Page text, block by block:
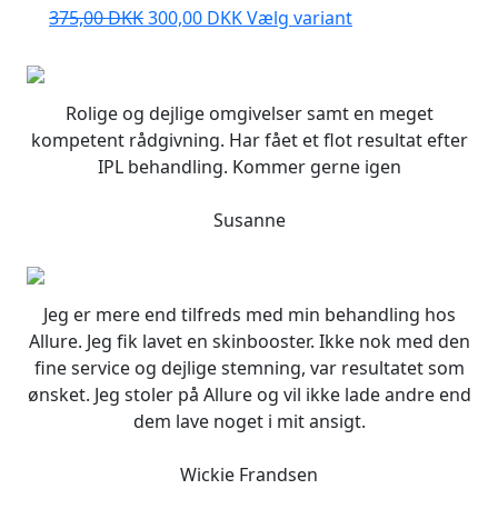
375,00DKKDen
375,00 DKK.
300,00 DKKDen
300,00 DKK.
Vælg variantDette
varianter.
Mulighederne
kan
Rolige og dejlige omgivelser samt en meget
kompetent rådgivning. Har fået et flot resultat efter
IPL behandling. Kommer gerne igen
Susanne
Jeg er mere end tilfreds med min behandling hos
Allure. Jeg fik lavet en skinbooster. Ikke nok med den
fine service og dejlige stemning, var resultatet som
ønsket. Jeg stoler på Allure og vil ikke lade andre end
dem lave noget i mit ansigt.
Wickie Frandsen